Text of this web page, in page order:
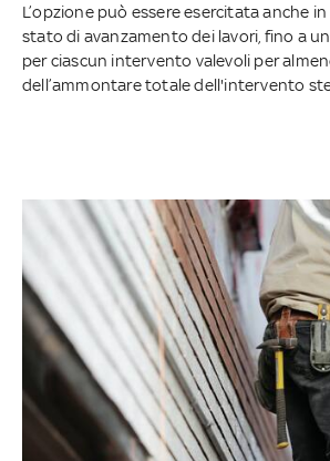
L’opzione può essere esercitata anche
stato di avanzamento dei lavori, fino a
per ciascun intervento valevoli per
dell’ammontare totale dell'intervento